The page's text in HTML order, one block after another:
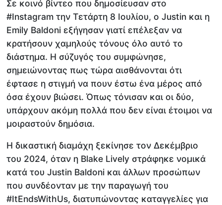
Σε κοινό βίντεο που δημοσίευσαν στο
#Instagram την Τετάρτη 8 Ιουλίου, ο Justin και η
Emily Baldoni εξήγησαν γιατί επέλεξαν να
κρατήσουν χαμηλούς τόνους όλο αυτό το
διάστημα. Η σύζυγός του συμφώνησε,
σημειώνοντας πως τώρα αισθάνονται ότι
έφτασε η στιγμή να πουν έστω ένα μέρος από
όσα έχουν βιώσει. Όπως τόνισαν και οι δύο,
υπάρχουν ακόμη πολλά που δεν είναι έτοιμοι να
μοιραστούν δημόσια.
Η δικαστική διαμάχη ξεκίνησε τον Δεκέμβριο
του 2024, όταν η Blake Lively στράφηκε νομικά
κατά του Justin Baldoni και άλλων προσώπων
που συνδέονταν με την παραγωγή του
#ItEndsWithUs, διατυπώνοντας καταγγελίες για